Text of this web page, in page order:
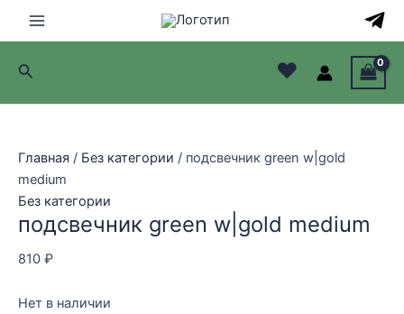
Main
Menu
Поиск ♥
Главная / Без категории / подсвечник green w|gold
medium
Без категории
подсвечник green w|gold medium
810 ₽
Нет в наличии